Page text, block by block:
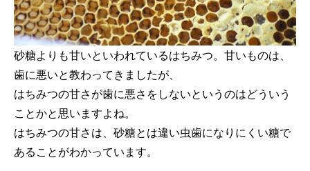
砂糖よりも甘いといわれているはちみつ。甘いものは、
歯に悪いと教わってきましたが、
はちみつの甘さが歯に悪さをしないというのはどういう
ことかと思いますよね。
はちみつの甘さは、砂糖とは違い虫歯になりにくい糖で
あることがわかっています。